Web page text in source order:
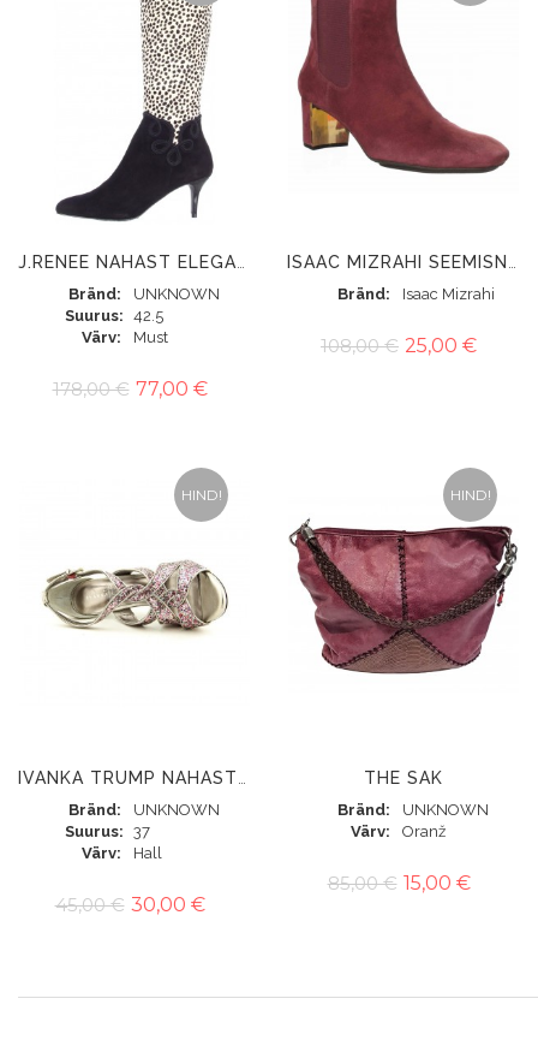
Bränd
UNKNOWN
Suurus
42.5
Värv
Must
178,00 € 77,00 €
Bränd
Isaac Mizrahi
108,00 € 25,00 €
HIND!
Bränd
UNKNOWN
Suurus
37
Värv
Hall
45,00 € 30,00 €
HIND!
THE SAK
Bränd
UNKNOWN
Värv
Oranž
85,00 € 15,00 €